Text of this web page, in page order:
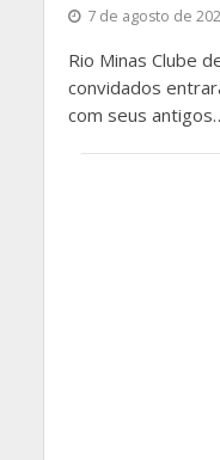
7 de agosto de
Rio Minas Clube
convidados
com seus